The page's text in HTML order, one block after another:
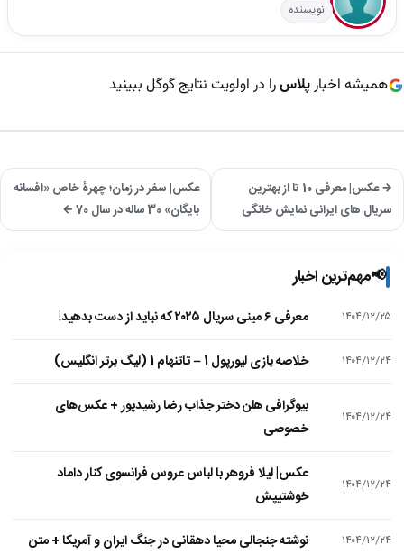
نویسنده
همیشه اخبارپلاسرا در اولویت نتایج گوگل ببینید
→ عکس| معرفی 10 تا از بهترین
سریال‌ های ایرانی نمایش خانگی
عکس| سفر در زمان؛ چهرۀ خاص «افسانه
بایگان» 30 ساله در سال 70 ←
📢مهم‌ترین اخبار
۱۴۰۴/۱۲/۲۵ معرفی ۶ مینی سریال ۲۰۲۵ که نباید از دست بدهید!
۱۴۰۴/۱۲/۲۴ خلاصه بازی لیورپول 1 – تاتنهام 1 (لیگ برتر انگلیس)
۱۴۰۴/۱۲/۲۴
بیوگرافی هلن دختر جذاب رضا رشیدپور + عکس‌های
خصوصی
۱۴۰۴/۱۲/۲۴
عکس| لیلا فروهر با لباس عروس فرانسوی کنار داماد
خوشتیپش
۱۴۰۴/۱۲/۲۴ نوشته جنجالی محیا دهقانی در جنگ ایران و آمریکا + متن